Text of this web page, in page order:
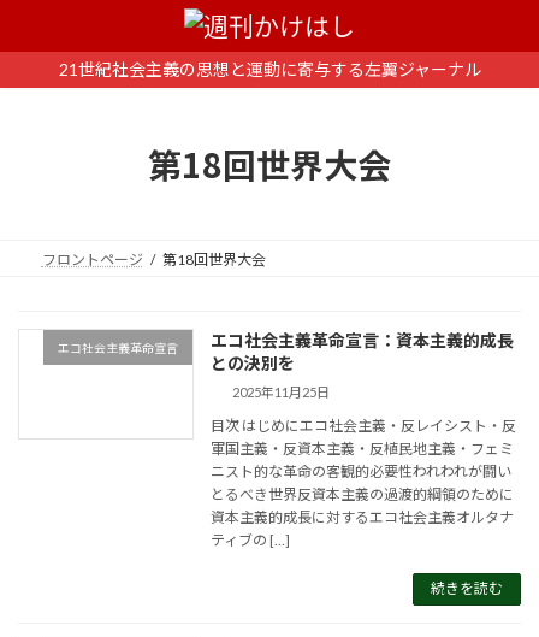
ン
ー
21世紀社会主義の思想と運動に寄与する左翼ジャーナル
第18回世界大会
フロントページ 第18回世界大会
エコ社会主義革命宣言
エコ社会主義革命宣言：資本主義的成長
との決別を
2025年11月25日
目次 はじめにエコ社会主義・反レイシスト・反
軍国主義・反資本主義・反植民地主義・フェミ
ニスト的な革命の客観的必要性われわれが闘い
とるべき世界反資本主義の過渡的綱領のために
資本主義的成長に対するエコ社会主義オルタナ
ティブの […]
続きを読む